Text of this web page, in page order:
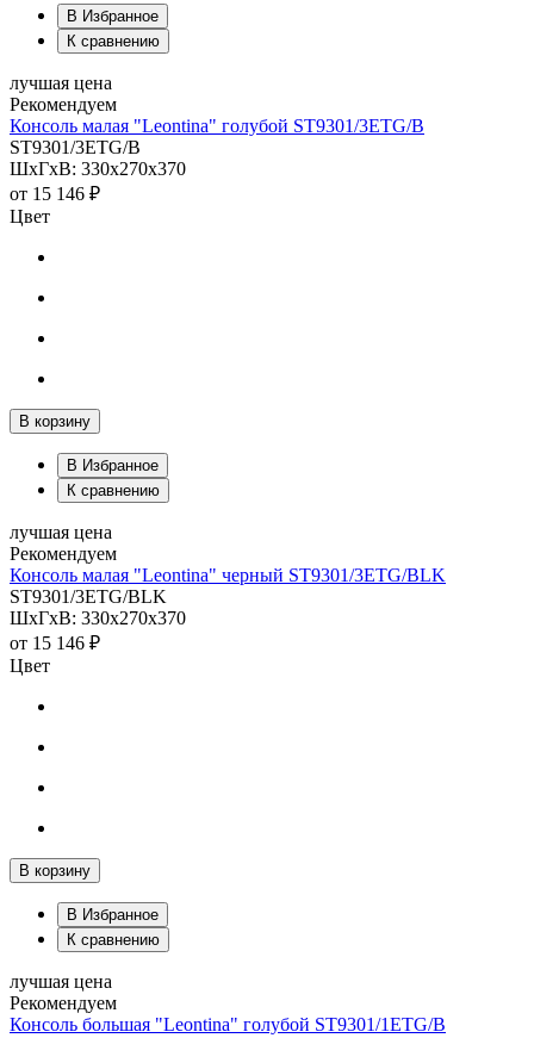
В Избранное
К сравнению
лучшая цена
Рекомендуем
Консоль малая "Leontina" голубой ST9301/3ETG/B
ST9301/3ETG/B
ШхГхВ: 330х270х370
от 15 146 ₽
Цвет
В корзину
В Избранное
К сравнению
лучшая цена
Рекомендуем
Консоль малая "Leontina" черный ST9301/3ETG/BLK
ST9301/3ETG/BLK
ШхГхВ: 330х270х370
от 15 146 ₽
Цвет
В корзину
В Избранное
К сравнению
лучшая цена
Рекомендуем
Консоль большая "Leontina" голубой ST9301/1ETG/B